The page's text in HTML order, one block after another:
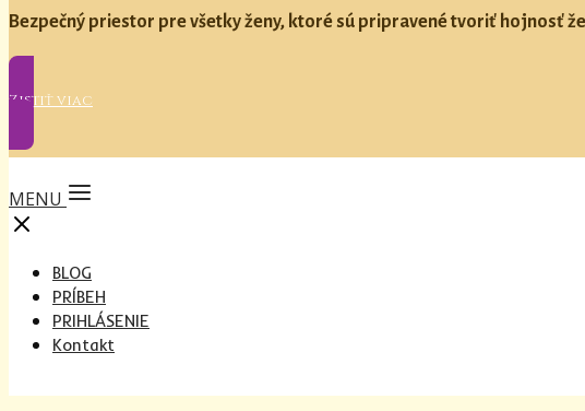
Bezpečný priestor pre všetky ženy, ktoré sú pripravené tvoriť hojnosť
Zistiť viac
MENU
BLOG
PRÍBEH
PRIHLÁSENIE
Kontakt